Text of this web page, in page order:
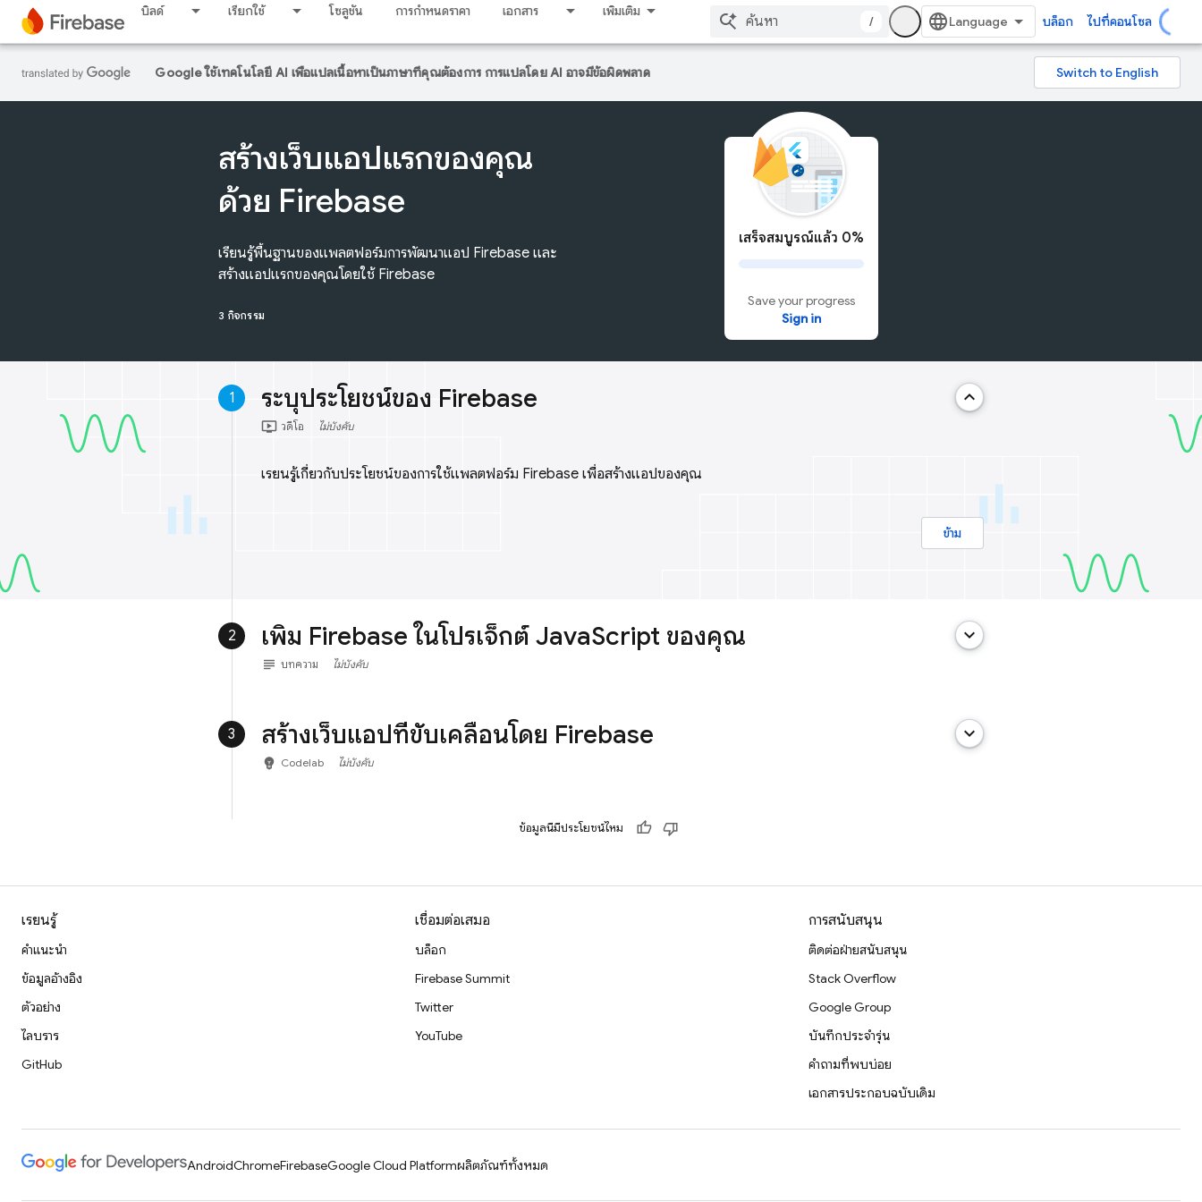
บิลด์ เรียกใช้ โซลูชัน การกำหนดราคา เอกสาร เพิ่มเติม
/ บล็อก ไปที่คอนโซล
Google ใช้เทคโนโลยี AI เพื่อแปลเนื้อหาเป็นภาษาที่คุณต้องการ การแปลโดย AI อาจมีข้อผิดพลาด
สร้างเว็บแอปแรกของคุณ
ด้วย Firebase
เรียนรู้พื้นฐานของแพลตฟอร์มการพัฒนาแอป Firebase และ
สร้างแอปแรกของคุณโดยใช้ Firebase
3 กิจกรรม
เสร็จสมบูรณ์แล้ว 0%
Save your progress
Sign in
1 ระบุประโยชน์ของ Firebase keyboard_arrow_up
ondemand_video วีดีโอ ไม่บังคับ
เรียนรู้เกี่ยวกับประโยชน์ของการใช้แพลตฟอร์ม Firebase เพื่อสร้างแอปของคุณ
ข้าม
2 เพิ่ม Firebase ในโปรเจ็กต์ JavaScript ของคุณ keyboard_arrow_down
subject บทความ ไม่บังคับ
3 สร้างเว็บแอปที่ขับเคลื่อนโดย Firebase keyboard_arrow_down
emoji_objects Codelab ไม่บังคับ
ข้อมูลนี้มีประโยชน์ไหม
เรียนรู้
คำแนะนำ
ข้อมูลอ้างอิง
ตัวอย่าง
ไลบรารี
GitHub
เชื่อมต่อเสมอ
บล็อก
Firebase Summit
Twitter
YouTube
การสนับสนุน
ติดต่อฝ่ายสนับสนุน
Stack Overflow
Google Group
บันทึกประจำรุ่น
คำถามที่พบบ่อย
เอกสารประกอบฉบับเดิม
AndroidChromeFirebaseGoogle Cloud Platformผลิตภัณฑ์ทั้งหมด